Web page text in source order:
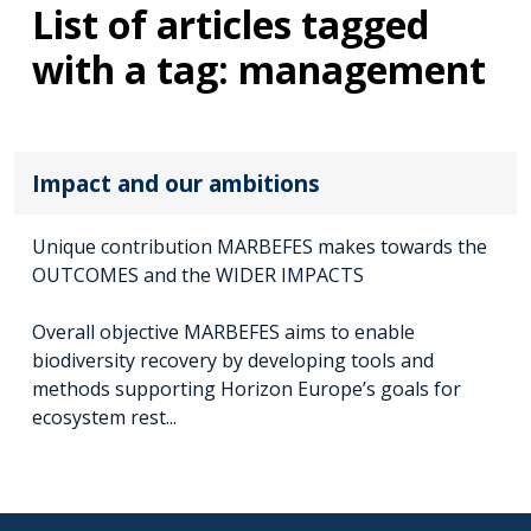
List of articles tagged
with a tag: management
Impact and our ambitions
Unique contribution MARBEFES makes towards the
OUTCOMES and the WIDER IMPACTS
Overall objective MARBEFES aims to enable
biodiversity recovery by developing tools and
methods supporting Horizon Europe’s goals for
ecosystem rest...